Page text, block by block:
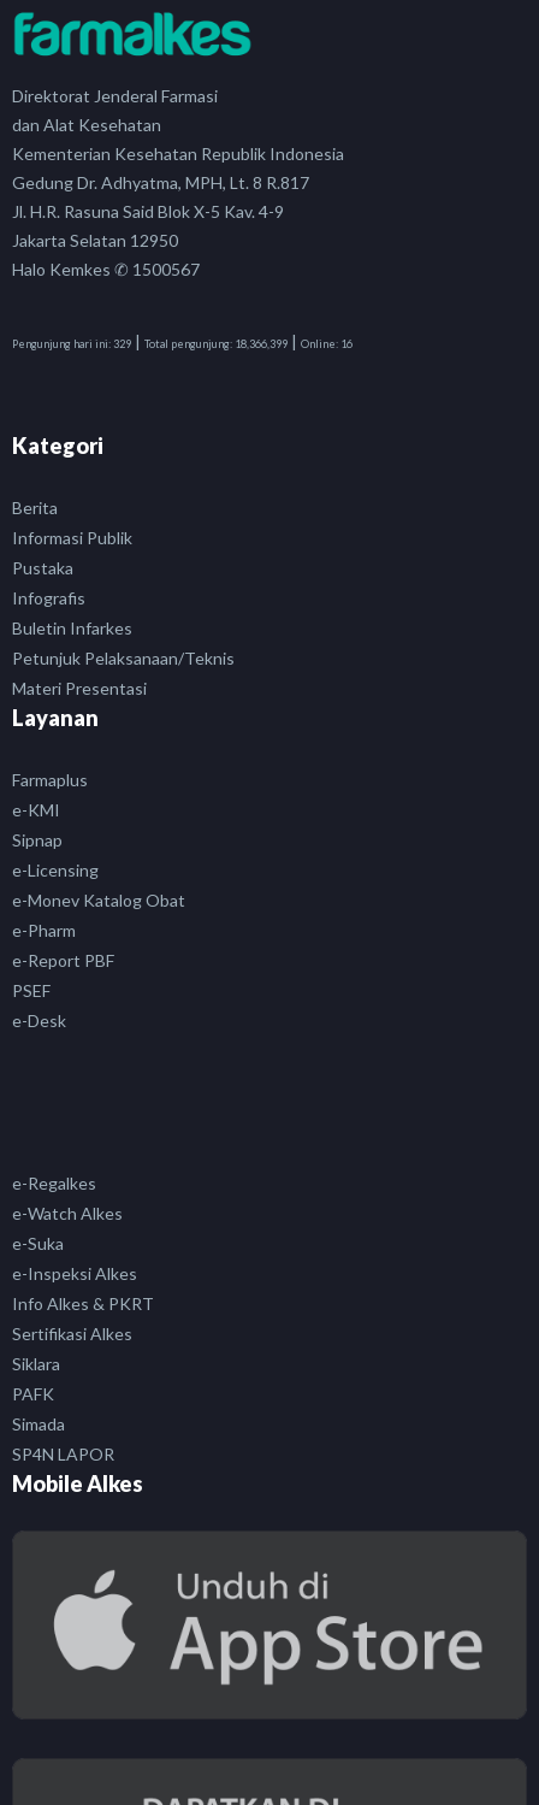
Direktorat Jenderal Farmasi
dan Alat Kesehatan
Kementerian Kesehatan Republik Indonesia
Gedung Dr. Adhyatma, MPH, Lt. 8 R.817
Jl. H.R. Rasuna Said Blok X-5 Kav. 4-9
Jakarta Selatan 12950
Halo Kemkes ✆ 1500567
Pengunjung hari ini: 329 | Total pengunjung: 18,366,399 | Online: 16
Kategori
Berita
Informasi Publik
Pustaka
Infografis
Buletin Infarkes
Petunjuk Pelaksanaan/Teknis
Materi Presentasi
Layanan
Farmaplus
e-KMI
Sipnap
e-Licensing
e-Monev Katalog Obat
e-Pharm
e-Report PBF
PSEF
e-Desk
e-Regalkes
e-Watch Alkes
e-Suka
e-Inspeksi Alkes
Info Alkes & PKRT
Sertifikasi Alkes
Siklara
PAFK
Simada
SP4N LAPOR
Mobile Alkes